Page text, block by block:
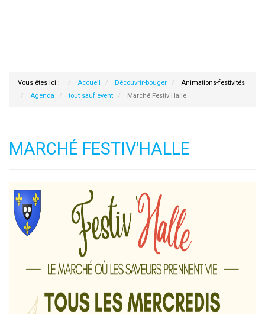
Vous êtes ici : Accueil Découvrir-bouger
Animations-festivités
Agenda
tout sauf event Marché Festiv'Halle
MARCHÉ FESTIV'HALLE